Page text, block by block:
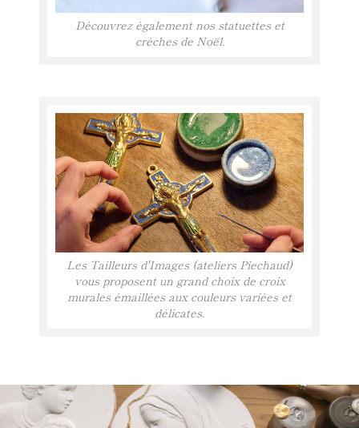
Découvrez également nos statuettes et
crèches de Noël.
Les Tailleurs d'Images (ateliers Piechaud)
vous proposent un grand choix de croix
murales émaillées aux couleurs variées et
délicates.